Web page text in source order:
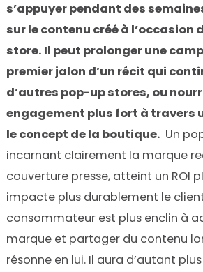
s’appuyer pendant des
sur le contenu créé à l’occasion
store. Il peut prolonger une
premier jalon d’un récit qui
d’autres pop-up stores, ou
engagement plus fort à travers
le concept de la boutique. Un
incarnant clairement la marque
couverture presse, atteint un ROI
impacte plus durablement le
consommateur est plus enclin à
marque et partager du contenu
résonne en lui. Il aura d’autant